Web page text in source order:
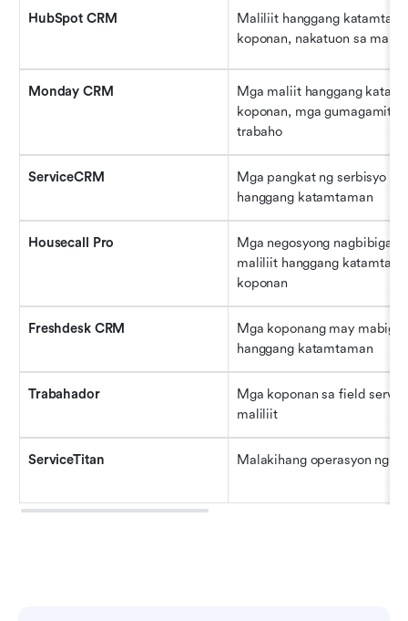
HubSpot CRM
Maliliit hanggang
koponan, nakatuon sa
Monday CRM
Mga maliit hanggang
koponan, mga gumagamit
trabaho
ServiceCRM
Mga pangkat ng serbisyo
hanggang katamtaman
Housecall Pro
Mga negosyong nagbibigay
maliliit hanggang
koponan
Freshdesk CRM
Mga koponang may
hanggang katamtaman
Trabahador
Mga koponan sa field
maliliit
ServiceTitan Malakihang operasyon ng